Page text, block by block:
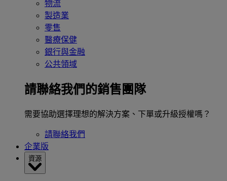
物流
製造業
零售
醫療保健
銀行與金融
公共領域
請聯絡我們的銷售團隊
需要協助選擇理想的解決方案、下單或升級授權嗎？
請聯絡我們
企業版
資源